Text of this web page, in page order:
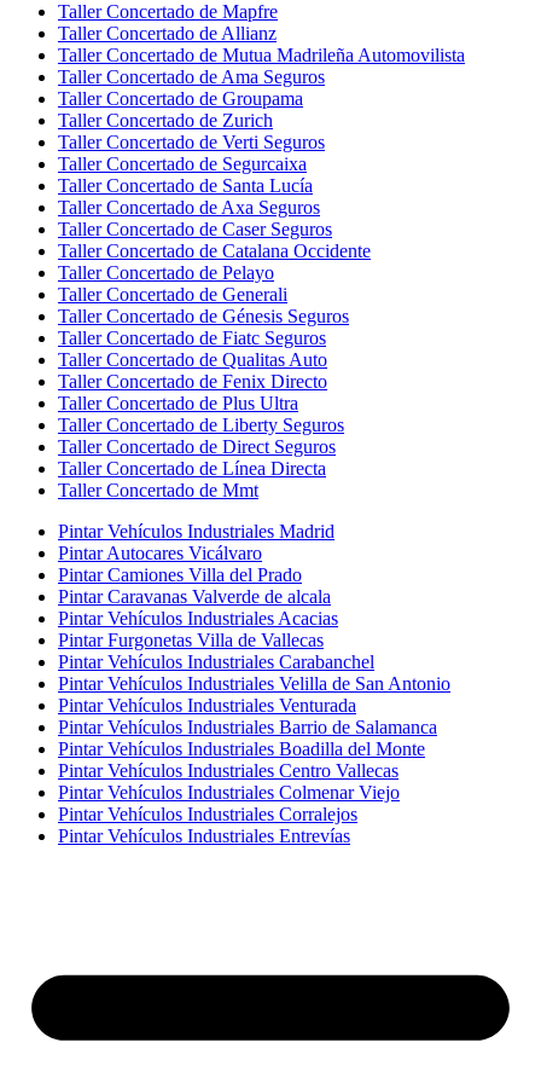
Taller Concertado de Mapfre
Taller Concertado de Allianz
Taller Concertado de Mutua Madrileña Automovilista
Taller Concertado de Ama Seguros
Taller Concertado de Groupama
Taller Concertado de Zurich
Taller Concertado de Verti Seguros
Taller Concertado de Segurcaixa
Taller Concertado de Santa Lucía
Taller Concertado de Axa Seguros
Taller Concertado de Caser Seguros
Taller Concertado de Catalana Occidente
Taller Concertado de Pelayo
Taller Concertado de Generali
Taller Concertado de Génesis Seguros
Taller Concertado de Fiatc Seguros
Taller Concertado de Qualitas Auto
Taller Concertado de Fenix Directo
Taller Concertado de Plus Ultra
Taller Concertado de Liberty Seguros
Taller Concertado de Direct Seguros
Taller Concertado de Línea Directa
Taller Concertado de Mmt
Pintar Vehículos Industriales Madrid
Pintar Autocares Vicálvaro
Pintar Camiones Villa del Prado
Pintar Caravanas Valverde de alcala
Pintar Vehículos Industriales Acacias
Pintar Furgonetas Villa de Vallecas
Pintar Vehículos Industriales Carabanchel
Pintar Vehículos Industriales Velilla de San Antonio
Pintar Vehículos Industriales Venturada
Pintar Vehículos Industriales Barrio de Salamanca
Pintar Vehículos Industriales Boadilla del Monte
Pintar Vehículos Industriales Centro Vallecas
Pintar Vehículos Industriales Colmenar Viejo
Pintar Vehículos Industriales Corralejos
Pintar Vehículos Industriales Entrevías